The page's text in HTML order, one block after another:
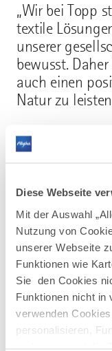
Diese Webseite
Mit der Auswahl
Nutzung von
unserer Webseite
Funktionen wie
Sie den Cookies
Funktionen nicht in
verwenden
personalisieren,
„Wir bei Topp
textile
unserer
bewusst.
auch einen
Natur zu
AUF DER KARTE